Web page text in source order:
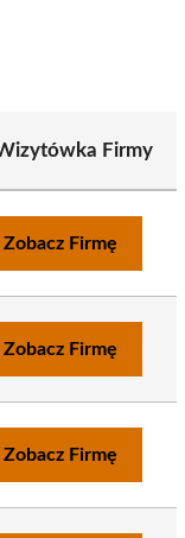
Firmy
Zobacz Firmę
Zobacz Firmę
Zobacz Firmę